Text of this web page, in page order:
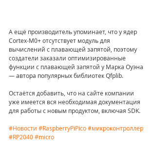
А ещё производитель упоминает, что у ядер
Cortex-M0+ отсутствует модуль для
вычислений с плавающей запятой, поэтому
создатели заказали оптимизированные
функции с плавающей запятой у Марка Оуэна
— автора популярных библиотек Qfplib.
Остаётся добавить, что на сайте компании
уже имеется вся необходимая документация
для работы с новым продуктом, включая SDK.
#Новости #RaspberryPiPico#микроконтроллер
#RP2040#micro